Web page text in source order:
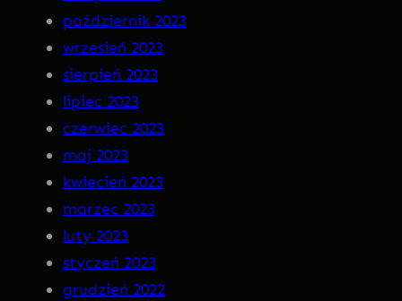
październik 2023
wrzesień 2023
sierpień 2023
lipiec 2023
czerwiec 2023
maj 2023
kwiecień 2023
marzec 2023
luty 2023
styczeń 2023
grudzień 2022